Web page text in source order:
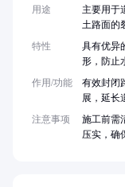
用途
主要用于
土路面的
特性
具有优异
形，防止
作用/功能
有效封闭
展，延长
注意事项
施工前需
压实，确